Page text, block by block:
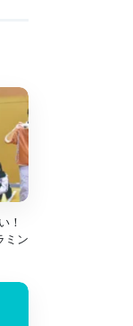
！
ミン